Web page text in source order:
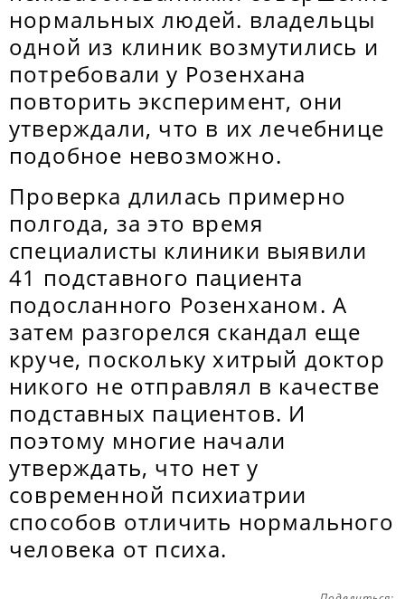
нормальных людей. владельцы
одной из клиник возмутились и
потребовали у Розенхана
повторить эксперимент, они
утверждали, что в их лечебнице
подобное невозможно.
Проверка длилась примерно
полгода, за это время
специалисты клиники выявили
41 подставного пациента
подосланного Розенханом. А
затем разгорелся скандал еще
круче, поскольку хитрый доктор
никого не отправлял в качестве
подставных пациентов. И
поэтому многие начали
утверждать, что нет у
современной психиатрии
способов отличить нормального
человека от психа.